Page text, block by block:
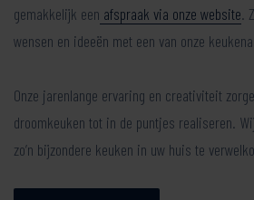
gemakkelijk een afspraak via onze website.
wensen en ideeën met een van onze
Onze jarenlange ervaring en creativiteit
droomkeuken tot in de puntjes realiseren.
zo’n bijzondere keuken in uw huis te